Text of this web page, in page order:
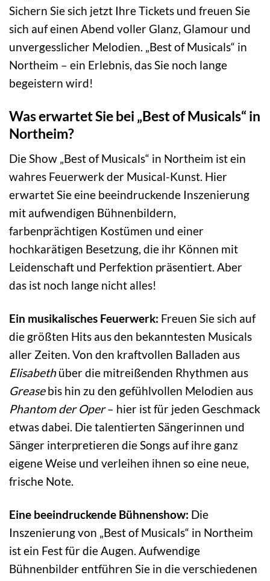
Sichern Sie sich jetzt Ihre Tickets und freuen Sie
sich auf einen Abend voller Glanz, Glamour und
unvergesslicher Melodien. „Best of Musicals“ in
Northeim – ein Erlebnis, das Sie noch lange
begeistern wird!
Was erwartet Sie bei „Best of Musicals“ in
Northeim?
Die Show „Best of Musicals“ in Northeim ist ein
wahres Feuerwerk der Musical-Kunst. Hier
erwartet Sie eine beeindruckende Inszenierung
mit aufwendigen Bühnenbildern,
farbenprächtigen Kostümen und einer
hochkarätigen Besetzung, die ihr Können mit
Leidenschaft und Perfektion präsentiert. Aber
das ist noch lange nicht alles!
Ein musikalisches Feuerwerk: Freuen Sie sich auf
die größten Hits aus den bekanntesten Musicals
aller Zeiten. Von den kraftvollen Balladen aus
Elisabethüber die mitreißenden Rhythmen aus
Greasebis hin zu den gefühlvollen Melodien aus
Phantom der Oper– hier ist für jeden Geschmack
etwas dabei. Die talentierten Sängerinnen und
Sänger interpretieren die Songs auf ihre ganz
eigene Weise und verleihen ihnen so eine neue,
frische Note.
Eine beeindruckende Bühnenshow: Die
Inszenierung von „Best of Musicals“ in Northeim
ist ein Fest für die Augen. Aufwendige
Bühnenbilder entführen Sie in die verschiedenen